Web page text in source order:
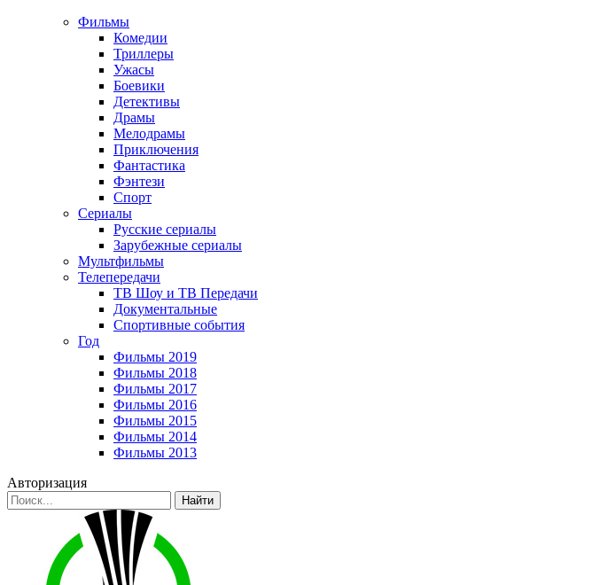
Фильмы
Комедии
Триллеры
Ужасы
Боевики
Детективы
Драмы
Мелодрамы
Приключения
Фантастика
Фэнтези
Спорт
Сериалы
Русские сериалы
Зарубежные сериалы
Мультфильмы
Телепередачи
ТВ Шоу и ТВ Передачи
Документальные
Спортивные события
Год
Фильмы 2019
Фильмы 2018
Фильмы 2017
Фильмы 2016
Фильмы 2015
Фильмы 2014
Фильмы 2013
Авторизация
Найти